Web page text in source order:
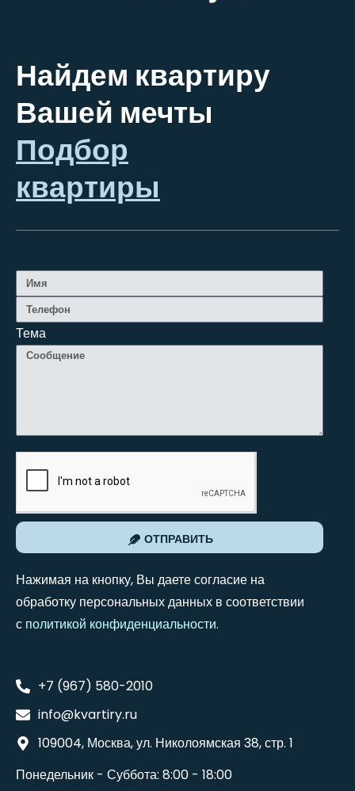
Найдем квартиру
Вашей мечты
Подбор
квартиры
Тема
ОТПРАВИТЬ
Нажимая на кнопку, Вы даете согласие на
обработку персональных данных в соответствии
с политикой конфиденциальности.
+7 (967) 580-2010
info@kvartiry.ru
109004, Москва, ул. Николоямская 38, стр. 1
Понедельник - Суббота: 8:00 - 18:00